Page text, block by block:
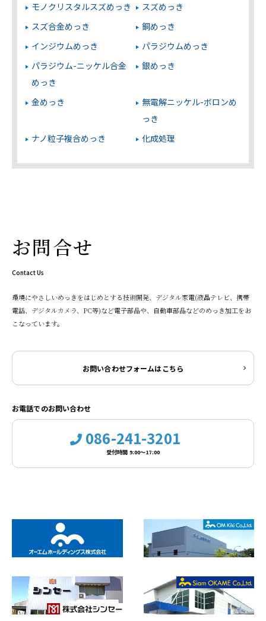
モノクリスタルスズめっき
スズめっき
スズ合金めっき
銅めっき
インジウムめっき
パラジウムめっき
パラジウム-ニッケル合金
めっき
銀めっき
金めっき
無電解ニッケル-ボロンめ
っき
ナノ粒子複合めっき
化成処理
お問合せ
Contact Us
環境にやさしいめっきをはじめとする技術開発、デジタル家電(液晶テレビ、携帯
電話、デジタルカメラ、PC等)など電子部品や、自動車部品などのめっき加工をお
こなっています。
お問い合わせフォームはこちら
お電話でのお問い合わせ
086-241-3201
受付時間 9:00～17:00